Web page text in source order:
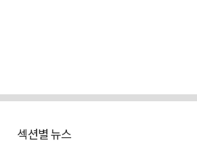
섹션별 뉴스